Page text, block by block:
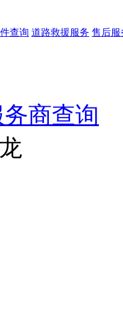
查询 道路救援服务 售后服
务商查询